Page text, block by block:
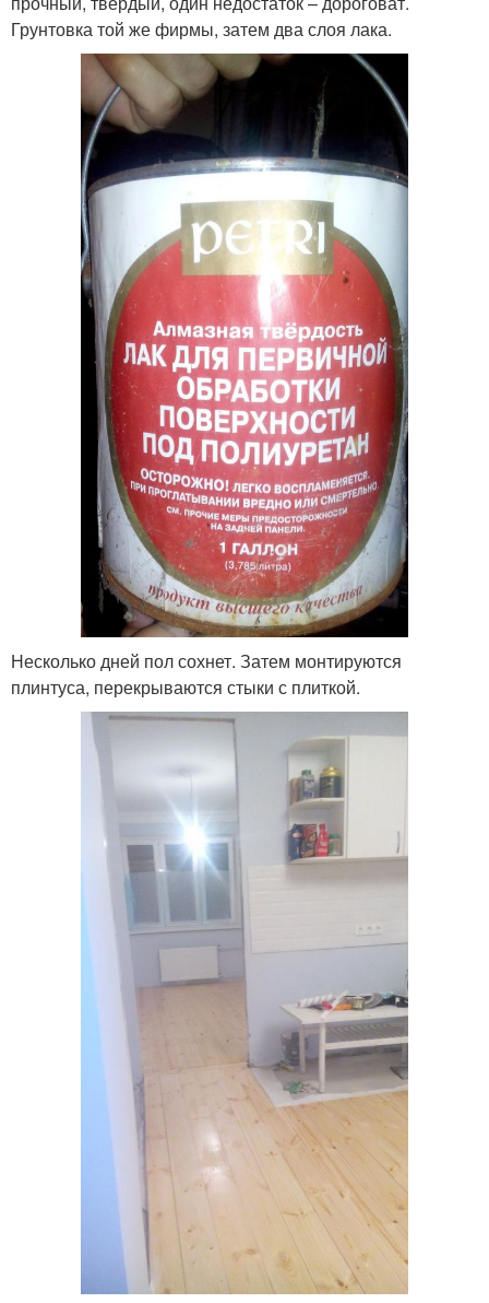
Грунтовка той же фирмы, затем два слоя лака.
Несколько дней пол сохнет. Затем монтируются
плинтуса, перекрываются стыки с плиткой.